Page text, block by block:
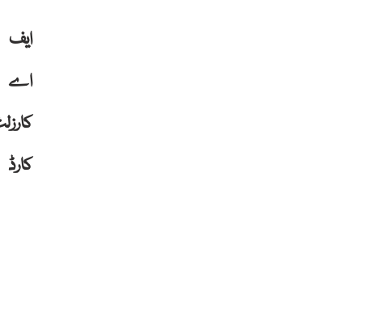
ایف
اے
کارڈ